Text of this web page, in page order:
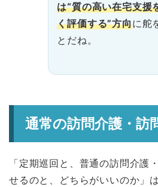
は“質の高い在宅支援
く評価する”方向に舵
とだね。
通常の訪問介護・訪
「定期巡回と、普通の訪問介護
せるのと、どちらがいいのか」